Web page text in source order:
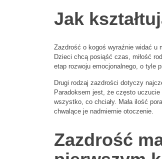
Jak
Zazdrość o kogoś wyraźnie widać u
Dzieci chcą posiąść czas, miłość
etap rozwoju emocjonalnego, o tyle
Drugi rodzaj zazdrości dotyczy
Paradoksem jest, że często uczucie
wszystko, co chciały. Mała ilość
chwalące je nadmiernie otoczenie.
Zazdrość